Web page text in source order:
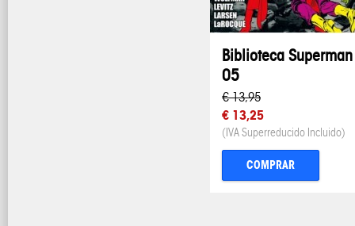
Biblioteca Superman
05
€ 13,95
€ 13,25
(IVA Superreducido Incluido)
COMPRAR